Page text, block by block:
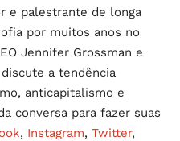
e palestrante de longa
por muitos anos no
Jennifer Grossman e
a tendência
anticapitalismo e
conversa para fazer suas
, Instagram, Twitter,